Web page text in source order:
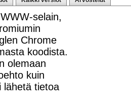
selain,
Chrome
koodista.
olemaan
kuin
lähetä tietoa